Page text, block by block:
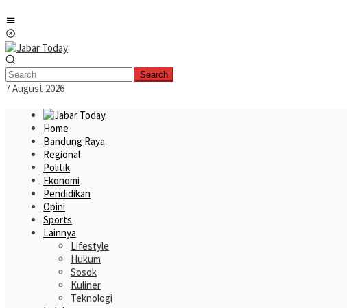
to
content
Search
7 August 2026
Home
Bandung Raya
Regional
Politik
Ekonomi
Pendidikan
Opini
Sports
Lainnya
Lifestyle
Hukum
Sosok
Kuliner
Teknologi